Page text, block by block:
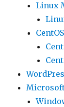
Linux
CentOS